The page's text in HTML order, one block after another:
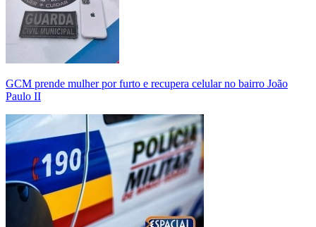
GCM prende mulher por furto e recupera celular no bairro João
Paulo II